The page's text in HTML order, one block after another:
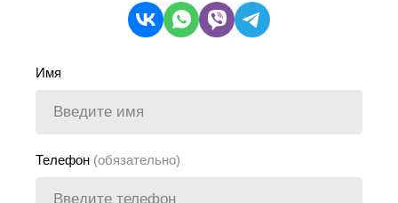
Имя
Телефон (обязательно)